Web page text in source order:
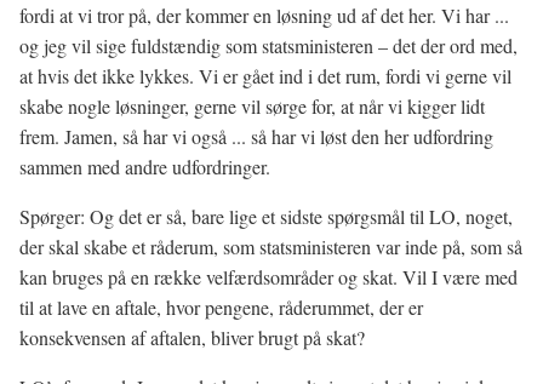
fordi at vi tror på, der kommer en løsning ud af det her. Vi har ...
og jeg vil sige fuldstændig som statsministeren – det der ord med,
at hvis det ikke lykkes. Vi er gået ind i det rum, fordi vi gerne vil
skabe nogle løsninger, gerne vil sørge for, at når vi kigger lidt
frem. Jamen, så har vi også ... så har vi løst den her udfordring
sammen med andre udfordringer.
Spørger: Og det er så, bare lige et sidste spørgsmål til LO, noget,
der skal skabe et råderum, som statsministeren var inde på, som så
kan bruges på en række velfærdsområder og skat. Vil I være med
til at lave en aftale, hvor pengene, råderummet, der er
konsekvensen af aftalen, bliver brugt på skat?